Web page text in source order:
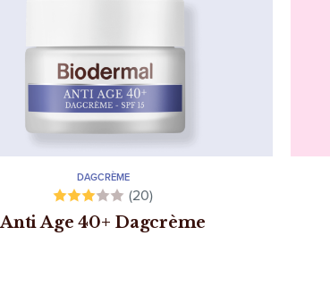
DAGCRÈME
(20)
Anti Age 40+ Dagcrème